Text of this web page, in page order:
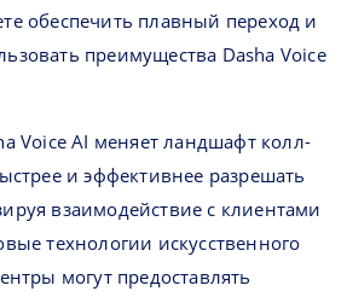
обеспечить плавный переход и
преимущества Dasha Voice
Voice AI меняет ландшафт колл-
и эффективнее разрешать
взаимодействие с клиентами
технологии искусственного
могут предоставлять